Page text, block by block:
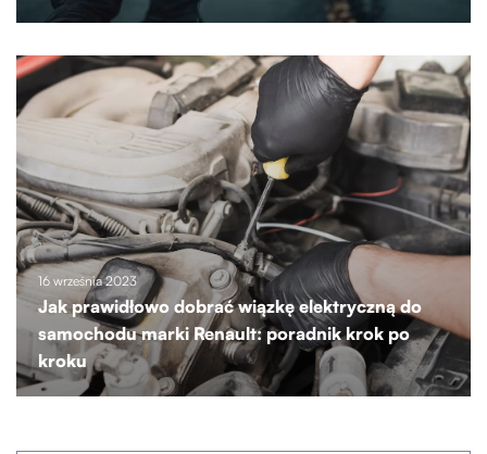
16 września 2023
Jak prawidłowo dobrać wiązkę elektryczną do
samochodu marki Renault: poradnik krok po
kroku